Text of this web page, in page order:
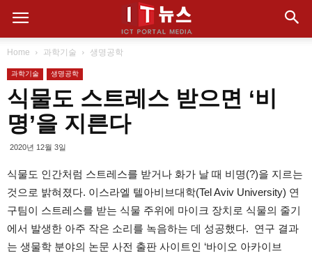
Home 과학기술 생명공학
과학기술 생명공학
식물도 스트레스 받으면 ‘비
명’을 지른다
2020년 12월 3일
식물도 인간처럼 스트레스를 받거나 화가 날 때 비명(?)을 지르는
것으로 밝혀졌다. 이스라엘 텔아비브대학(Tel Aviv University) 연
구팀이 스트레스를 받는 식물 주위에 마이크 장치로 식물의 줄기
에서 발생한 아주 작은 소리를 녹음하는 데 성공했다. 연구 결과
는 생물학 분야의 논문 사전 출판 사이트인 ‘바이오 아카이브